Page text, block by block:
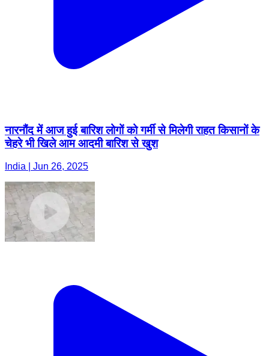
नारनौंद में आज हुई बारिश लोगों को गर्मी से मिलेगी राहत किसानों के
चेहरे भी खिले आम आदमी बारिश से खुश
India | Jun 26, 2025